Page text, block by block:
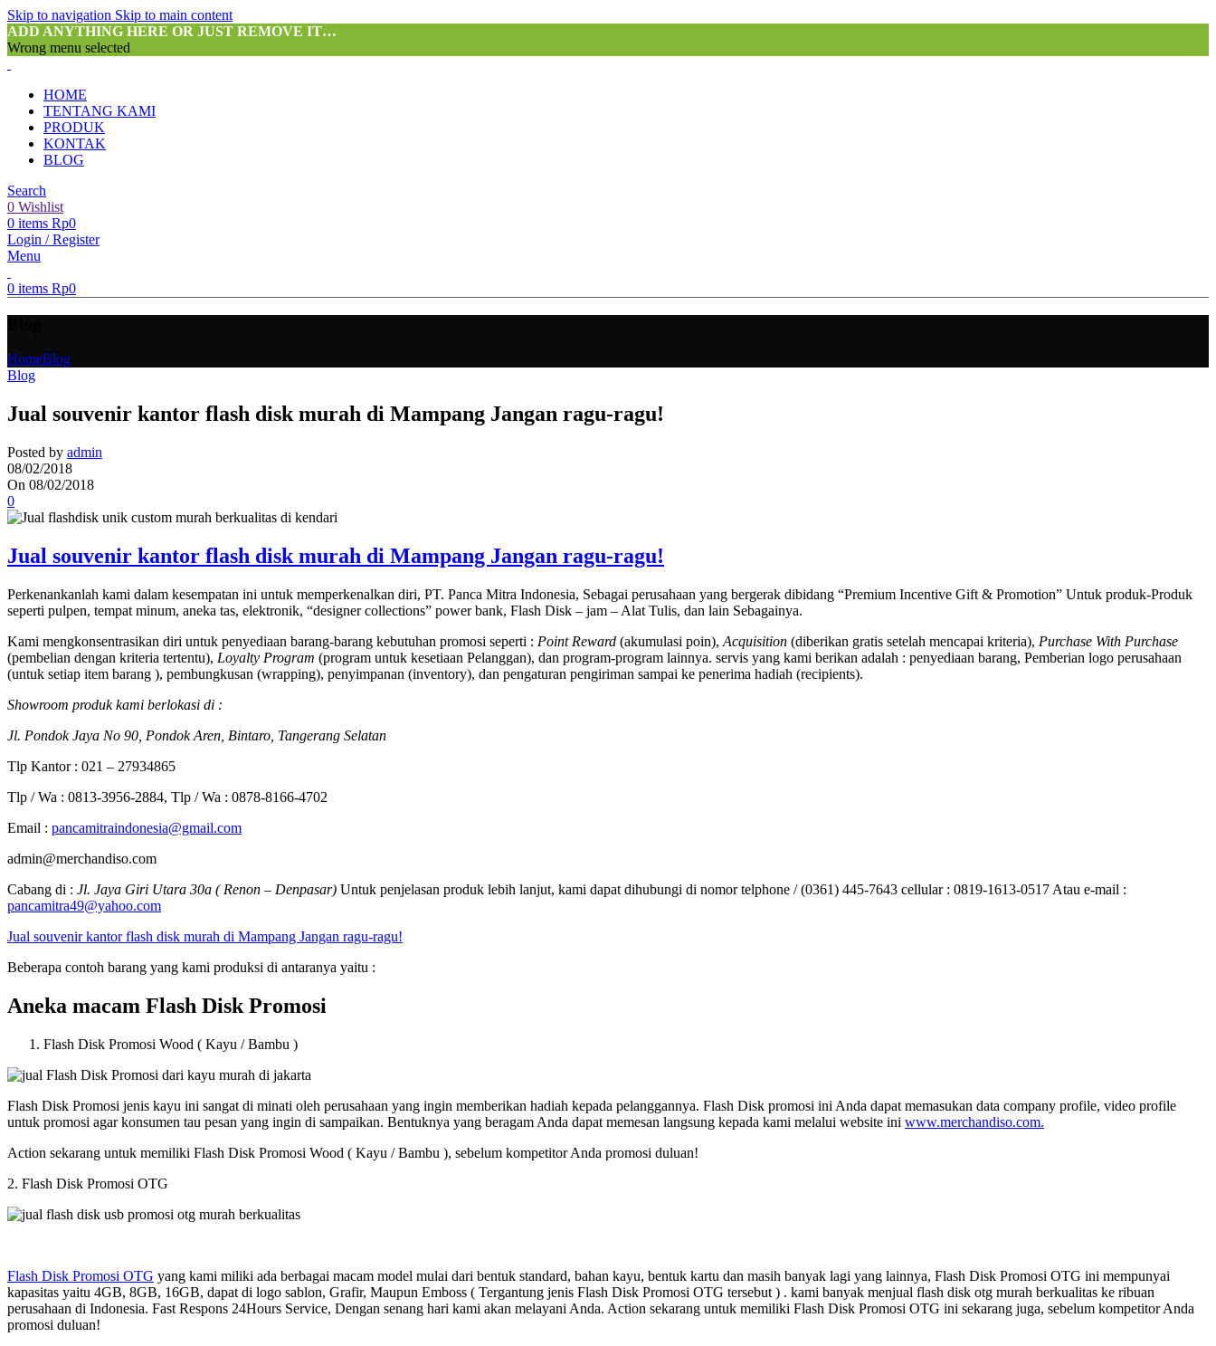
Skip to navigation Skip to main content
ADD ANYTHING HERE OR JUST REMOVE IT…
Wrong menu selected
HOME
TENTANG KAMI
PRODUK
KONTAK
BLOG
Search
0 Wishlist
0 items Rp0
Login / Register
Menu
0 items Rp0
HomeBlog
Blog
Jual souvenir kantor flash disk murah di Mampang Jangan ragu-ragu!
Posted by admin
08/02/2018
On 08/02/2018
0
Jual souvenir kantor flash disk murah di Mampang Jangan ragu-ragu!
Perkenankanlah kami dalam kesempatan ini untuk memperkenalkan diri, PT. Panca Mitra Indonesia, Sebagai perusahaan yang bergerak dibidang “Premium Incentive Gift & Promotion” Untuk produk-Produk
seperti pulpen, tempat minum, aneka tas, elektronik, “designer collections” power bank, Flash Disk – jam – Alat Tulis, dan lain Sebagainya.
Kami mengkonsentrasikan diri untuk penyediaan barang-barang kebutuhan promosi seperti : Point Reward (akumulasi poin), Acquisition (diberikan gratis setelah mencapai kriteria), Purchase With Purchase
(pembelian dengan kriteria tertentu), Loyalty Program (program untuk kesetiaan Pelanggan), dan program-program lainnya. servis yang kami berikan adalah : penyediaan barang, Pemberian logo perusahaan
(untuk setiap item barang ), pembungkusan (wrapping), penyimpanan (inventory), dan pengaturan pengiriman sampai ke penerima hadiah (recipients).
Showroom produk kami berlokasi di :
Jl. Pondok Jaya No 90, Pondok Aren, Bintaro, Tangerang Selatan
Tlp Kantor : 021 – 27934865
Tlp / Wa : 0813-3956-2884, Tlp / Wa : 0878-8166-4702
Email : pancamitraindonesia@gmail.com
admin@merchandiso.com
Cabang di : Jl. Jaya Giri Utara 30a ( Renon – Denpasar) Untuk penjelasan produk lebih lanjut, kami dapat dihubungi di nomor telphone / (0361) 445-7643 cellular : 0819-1613-0517 Atau e-mail :
pancamitra49@yahoo.com
Jual souvenir kantor flash disk murah di Mampang Jangan ragu-ragu!
Beberapa contoh barang yang kami produksi di antaranya yaitu :
Aneka macam Flash Disk Promosi
Flash Disk Promosi Wood ( Kayu / Bambu )
Flash Disk Promosi jenis kayu ini sangat di minati oleh perusahaan yang ingin memberikan hadiah kepada pelanggannya. Flash Disk promosi ini Anda dapat memasukan data company profile, video profile
untuk promosi agar konsumen tau pesan yang ingin di sampaikan. Bentuknya yang beragam Anda dapat memesan langsung kepada kami melalui website ini www.merchandiso.com.
Action sekarang untuk memiliki Flash Disk Promosi Wood ( Kayu / Bambu ), sebelum kompetitor Anda promosi duluan!
2. Flash Disk Promosi OTG
Flash Disk Promosi OTG yang kami miliki ada berbagai macam model mulai dari bentuk standard, bahan kayu, bentuk kartu dan masih banyak lagi yang lainnya, Flash Disk Promosi OTG ini mempunyai
kapasitas yaitu 4GB, 8GB, 16GB, dapat di logo sablon, Grafir, Maupun Emboss ( Tergantung jenis Flash Disk Promosi OTG tersebut ) . kami banyak menjual flash disk otg murah berkualitas ke ribuan
perusahaan di Indonesia. Fast Respons 24Hours Service, Dengan senang hari kami akan melayani Anda. Action sekarang untuk memiliki Flash Disk Promosi OTG ini sekarang juga, sebelum kompetitor Anda
promosi duluan!